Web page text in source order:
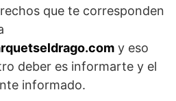
que te corresponden
y eso
deber es informarte y el
informado.